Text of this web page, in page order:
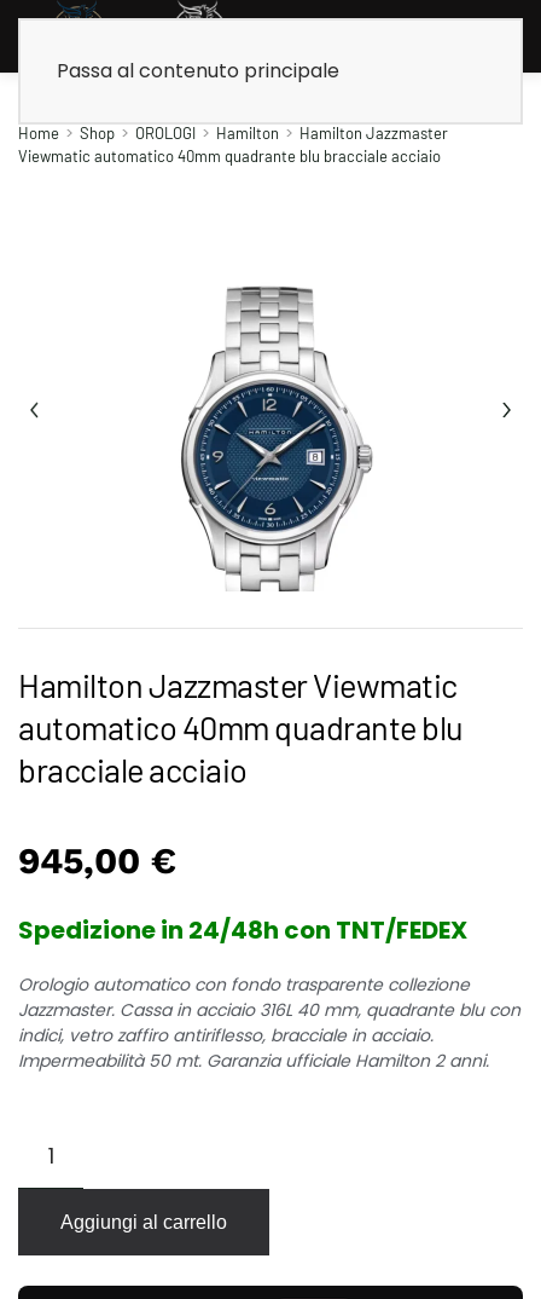
Passa al contenuto principale
Home Shop OROLOGI Hamilton
Hamilton Jazzmaster
Viewmatic automatico 40mm quadrante blu bracciale acciaio
Hamilton Jazzmaster Viewmatic
automatico 40mm quadrante blu
bracciale acciaio
945,00 €
Spedizione in 24/48h con TNT/FEDEX
Orologio automatico con fondo trasparente collezione
Jazzmaster. Cassa in acciaio 316L 40 mm, quadrante blu con
indici, vetro zaffiro antiriflesso, bracciale in acciaio.
Impermeabilità 50 mt. Garanzia ufficiale Hamilton 2 anni.
Jazzmaster
Viewmatic
automatico
40mm
quadrante
blu
Aggiungi al carrello